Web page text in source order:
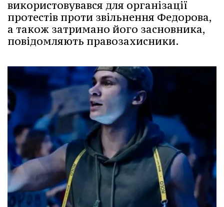
використовувався для організації
протестів проти звільнення Федорова,
а також затримано його засновника,
повідомляють правозахисники.